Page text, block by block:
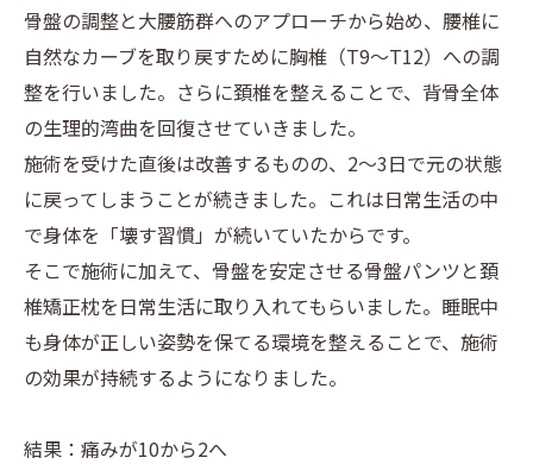
骨盤の調整と大腰筋群へのアプローチから始め、腰椎に
自然なカーブを取り戻すために胸椎（T9〜T12）への調
整を行いました。さらに頚椎を整えることで、背骨全体
の生理的湾曲を回復させていきました。
施術を受けた直後は改善するものの、2〜3日で元の状態
に戻ってしまうことが続きました。これは日常生活の中
で身体を「壊す習慣」が続いていたからです。
そこで施術に加えて、骨盤を安定させる骨盤パンツと頚
椎矯正枕を日常生活に取り入れてもらいました。睡眠中
も身体が正しい姿勢を保てる環境を整えることで、施術
の効果が持続するようになりました。
結果：痛みが10から2へ